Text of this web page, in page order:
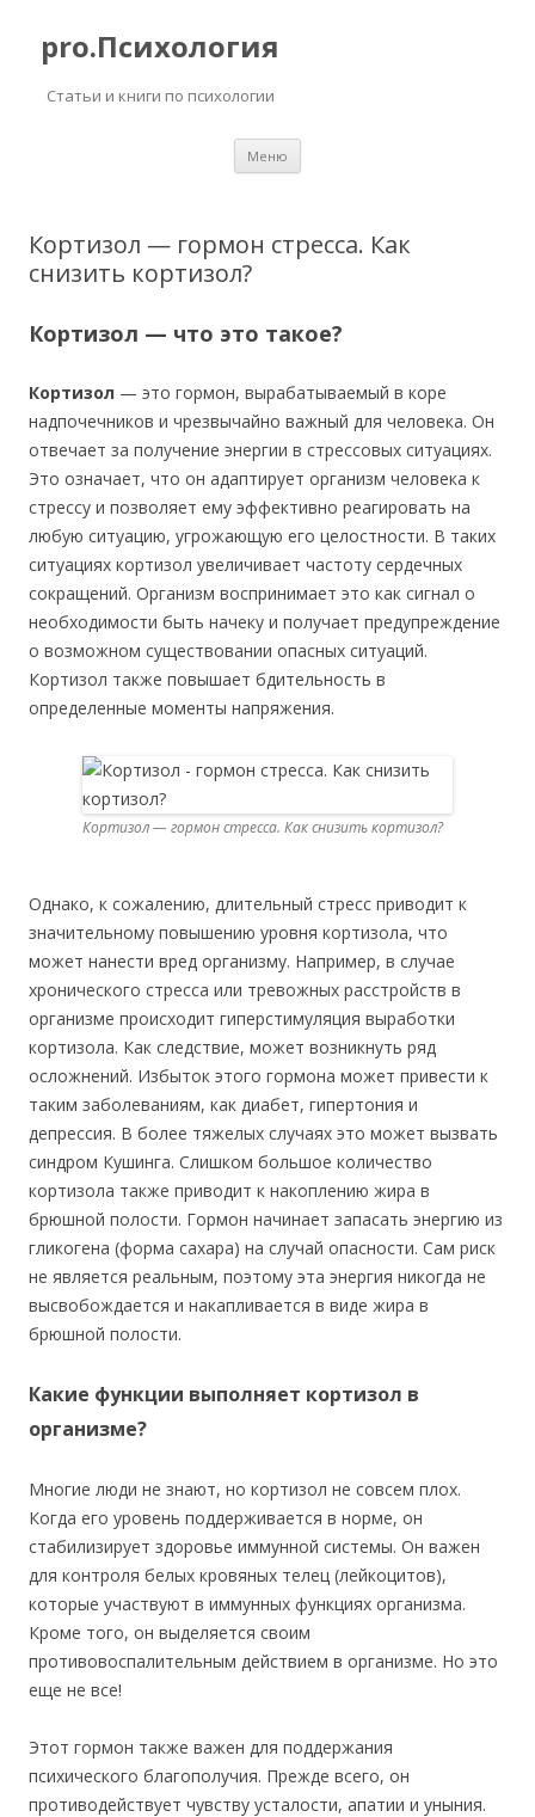
pro.Психология
Статьи и книги по психологии
Меню
Кортизол — гормон стресса. Как
снизить кортизол?
Кортизол — что это такое?
Кортизол — это гормон, вырабатываемый в коре
надпочечников и чрезвычайно важный для человека. Он
отвечает за получение энергии в стрессовых ситуациях.
Это означает, что он адаптирует организм человека к
стрессу и позволяет ему эффективно реагировать на
любую ситуацию, угрожающую его целостности. В таких
ситуациях кортизол увеличивает частоту сердечных
сокращений. Организм воспринимает это как сигнал о
необходимости быть начеку и получает предупреждение
о возможном существовании опасных ситуаций.
Кортизол также повышает бдительность в
определенные моменты напряжения.
Кортизол — гормон стресса. Как снизить кортизол?
Однако, к сожалению, длительный стресс приводит к
значительному повышению уровня кортизола, что
может нанести вред организму. Например, в случае
хронического стресса или тревожных расстройств в
организме происходит гиперстимуляция выработки
кортизола. Как следствие, может возникнуть ряд
осложнений. Избыток этого гормона может привести к
таким заболеваниям, как диабет, гипертония и
депрессия. В более тяжелых случаях это может вызвать
синдром Кушинга. Слишком большое количество
кортизола также приводит к накоплению жира в
брюшной полости. Гормон начинает запасать энергию из
гликогена (форма сахара) на случай опасности. Сам риск
не является реальным, поэтому эта энергия никогда не
высвобождается и накапливается в виде жира в
брюшной полости.
Какие функции выполняет кортизол в
организме?
Многие люди не знают, но кортизол не совсем плох.
Когда его уровень поддерживается в норме, он
стабилизирует здоровье иммунной системы. Он важен
для контроля белых кровяных телец (лейкоцитов),
которые участвуют в иммунных функциях организма.
Кроме того, он выделяется своим
противовоспалительным действием в организме. Но это
еще не все!
Этот гормон также важен для поддержания
психического благополучия. Прежде всего, он
противодействует чувству усталости, апатии и уныния.